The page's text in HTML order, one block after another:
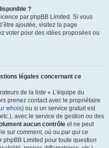
?
par phpBB Limited. Si vous
ajoutée, visitez la page
voter pour des idées proposées ou
légales concernant ce
de la liste « L’équipe du
prenez contact avec le propriétaire
whois) ou si un service gratuit est
avec le service de gestion ou des
aucun contrôle et ne peut
sur comment, où ou par qui ce
phpBB Limited pour toute question